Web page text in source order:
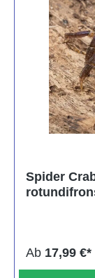
Spider
Ab 17,99 €*